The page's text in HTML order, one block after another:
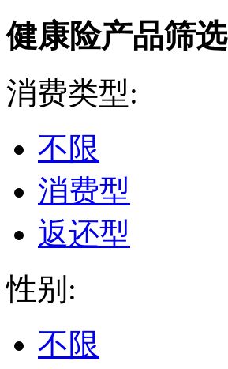
健康险产品筛选
消费类型:
不限
消费型
返还型
性别:
不限